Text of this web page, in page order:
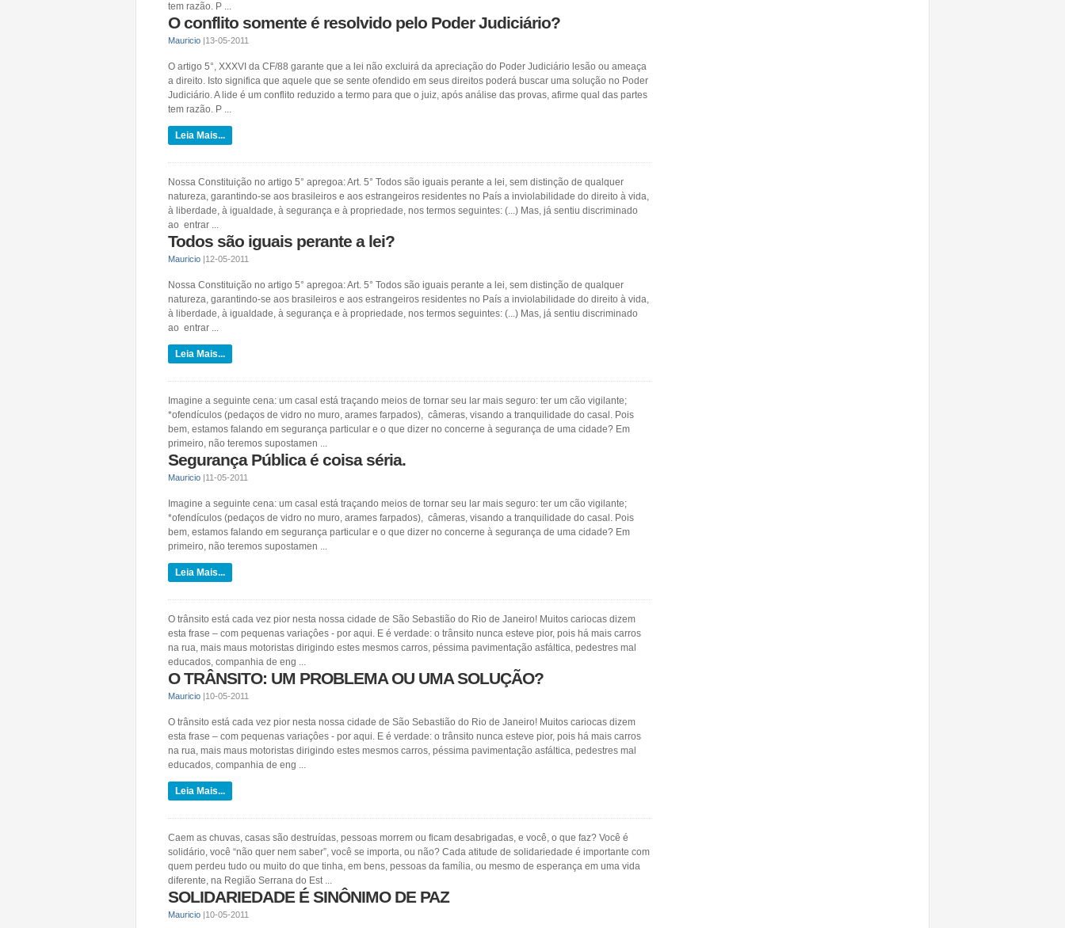
tem razão. P ...
O conflito somente é resolvido pelo Poder Judiciário?
Mauricio |13-05-2011
O artigo 5°, XXXVI da CF/88 garante que a lei não excluirá da apreciação do Poder Judiciário lesão ou ameaça
a direito. Isto significa que aquele que se sente ofendido em seus direitos poderá buscar uma solução no Poder
Judiciário. A lide é um conflito reduzido a termo para que o juiz, após análise das provas, afirme qual das partes
tem razão. P ...
Leia Mais...
Nossa Constituição no artigo 5° apregoa: Art. 5° Todos são iguais perante a lei, sem distinção de qualquer
natureza, garantindo-se aos brasileiros e aos estrangeiros residentes no País a inviolabilidade do direito à vida,
à liberdade, à igualdade, à segurança e à propriedade, nos termos seguintes: (...) Mas, já sentiu discriminado
ao entrar ...
Todos são iguais perante a lei?
Mauricio |12-05-2011
Nossa Constituição no artigo 5° apregoa: Art. 5° Todos são iguais perante a lei, sem distinção de qualquer
natureza, garantindo-se aos brasileiros e aos estrangeiros residentes no País a inviolabilidade do direito à vida,
à liberdade, à igualdade, à segurança e à propriedade, nos termos seguintes: (...) Mas, já sentiu discriminado
ao entrar ...
Leia Mais...
Imagine a seguinte cena: um casal está traçando meios de tornar seu lar mais seguro: ter um cão vigilante;
*ofendículos (pedaços de vidro no muro, arames farpados), câmeras, visando a tranquilidade do casal. Pois
bem, estamos falando em segurança particular e o que dizer no concerne à segurança de uma cidade? Em
primeiro, não teremos supostamen ...
Segurança Pública é coisa séria.
Mauricio |11-05-2011
Imagine a seguinte cena: um casal está traçando meios de tornar seu lar mais seguro: ter um cão vigilante;
*ofendículos (pedaços de vidro no muro, arames farpados), câmeras, visando a tranquilidade do casal. Pois
bem, estamos falando em segurança particular e o que dizer no concerne à segurança de uma cidade? Em
primeiro, não teremos supostamen ...
Leia Mais...
O trânsito está cada vez pior nesta nossa cidade de São Sebastião do Rio de Janeiro! Muitos cariocas dizem
esta frase – com pequenas variaçôes - por aqui. E é verdade: o trânsito nunca esteve pior, pois há mais carros
na rua, mais maus motoristas dirigindo estes mesmos carros, péssima pavimentação asfáltica, pedestres mal
educados, companhia de eng ...
O TRÂNSITO: UM PROBLEMA OU UMA SOLUÇÃO?
Mauricio |10-05-2011
O trânsito está cada vez pior nesta nossa cidade de São Sebastião do Rio de Janeiro! Muitos cariocas dizem
esta frase – com pequenas variaçôes - por aqui. E é verdade: o trânsito nunca esteve pior, pois há mais carros
na rua, mais maus motoristas dirigindo estes mesmos carros, péssima pavimentação asfáltica, pedestres mal
educados, companhia de eng ...
Leia Mais...
Caem as chuvas, casas são destruídas, pessoas morrem ou ficam desabrigadas, e você, o que faz? Você é
solidário, você “não quer nem saber”, você se importa, ou não? Cada atitude de solidariedade é importante com
quem perdeu tudo ou muito do que tinha, em bens, pessoas da família, ou mesmo de esperança em uma vida
diferente, na Região Serrana do Est ...
SOLIDARIEDADE É SINÔNIMO DE PAZ
Mauricio |10-05-2011